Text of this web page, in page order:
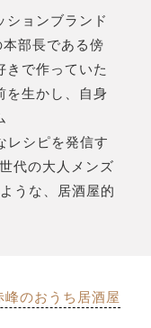
ションブランド
部長である傍
きで作っていた
を生かし、自身
レシピを発信す
代の大人メンズ
うな、居酒屋的
峰のおうち居酒屋